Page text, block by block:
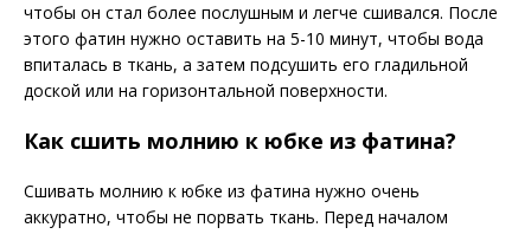
чтобы он стал более послушным и легче сшивался. После
этого фатин нужно оставить на 5-10 минут, чтобы вода
впиталась в ткань, а затем подсушить его гладильной
доской или на горизонтальной поверхности.
Как сшить молнию к юбке из фатина?
Сшивать молнию к юбке из фатина нужно очень
аккуратно, чтобы не порвать ткань. Перед началом